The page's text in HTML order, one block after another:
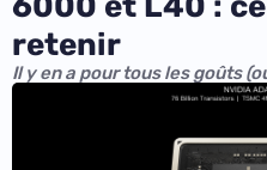
retenir
Il y en a pour tous les goûts